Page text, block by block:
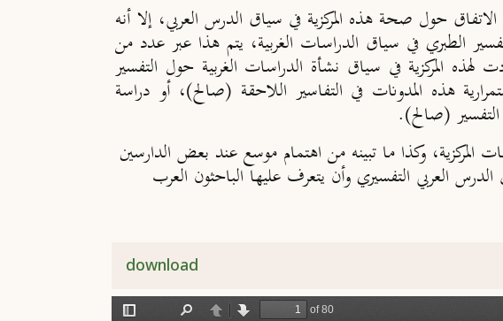
حول صحة هذه المركزية في سياق الدرس العربي، إلا أنه
الطبري في سياق الدراسات الغربية، يتم هذا عبر عدد من
المركزية في سياق نشأة الدراسات الغربية حول التفسير
هذه المدونات في التفاسير اللاحقة (صالح)، أو دراسة
التفسير (صالح).
المركزية، وكذا ما تبينه من اهتمام موسع عند بعض الدارسين
العربي التفسيري وأن يتعرف عليها الباحثون العرب